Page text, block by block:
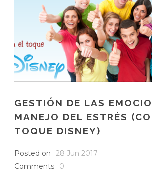
GESTIÓN DE LAS
MANEJO DEL ESTRÉS
TOQUE DISNEY)
Posted on
28 Jun 2017
Comments
0